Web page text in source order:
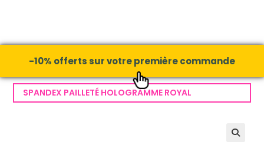
-10% offerts sur votre première commande
SPANDEX PAILLETÉ HOLOGRAMME ROYAL